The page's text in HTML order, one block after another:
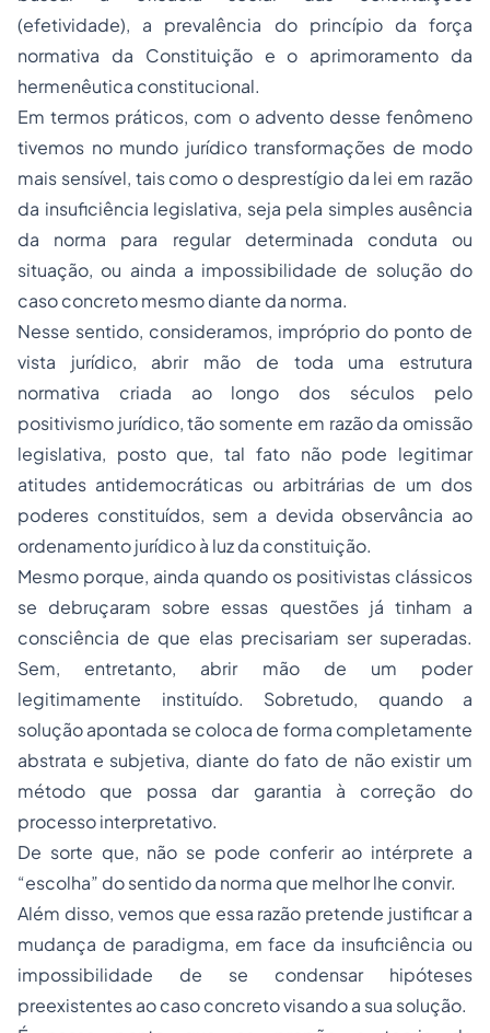
(efetividade), a prevalência do princípio da força
normativa da Constituição e o aprimoramento da
hermenêutica constitucional.
Em termos práticos, com o advento desse fenômeno
tivemos no mundo jurídico transformações de modo
mais sensível, tais como o desprestígio da lei em razão
da insuficiência legislativa, seja pela simples ausência
da norma para regular determinada conduta ou
situação, ou ainda a impossibilidade de solução do
caso concreto mesmo diante da norma.
Nesse sentido, consideramos, impróprio do ponto de
vista jurídico, abrir mão de toda uma estrutura
normativa criada ao longo dos séculos pelo
positivismo jurídico, tão somente em razão da omissão
legislativa, posto que, tal fato não pode legitimar
atitudes antidemocráticas ou arbitrárias de um dos
poderes constituídos, sem a devida observância ao
ordenamento jurídico à luz da constituição.
Mesmo porque, ainda quando os positivistas clássicos
se debruçaram sobre essas questões já tinham a
consciência de que elas precisariam ser superadas.
Sem, entretanto, abrir mão de um poder
legitimamente instituído. Sobretudo, quando a
solução apontada se coloca de forma completamente
abstrata e subjetiva, diante do fato de não existir um
método que possa dar garantia à correção do
processo interpretativo.
De sorte que, não se pode conferir ao intérprete a
“escolha” do sentido da norma que melhor lhe convir.
Além disso, vemos que essa razão pretende justificar a
mudança de paradigma, em face da insuficiência ou
impossibilidade de se condensar hipóteses
preexistentes ao caso concreto visando a sua solução.